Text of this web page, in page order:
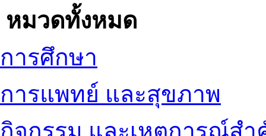
หมวดทั้งหมด
การศึกษา
การแพทย์ และสุขภาพ